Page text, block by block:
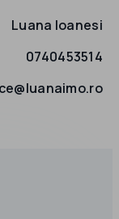
Luana Ioanesi
0740453514